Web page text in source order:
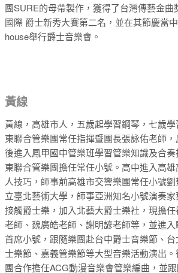
團SURE的母帶製作，獲得了台灣傳藝金曲
國際 爵士新秀大賽第二名，並在其節慶當
house舉行爵士音樂會。
黃線
黃線，高雄市人，五歲起學習鋼琴，七歲
東聯合管樂團常任指揮暨團長張詠佑老師
後進入鳳甲國中管樂班學習管樂知識及合
東聯合管樂團擔任常任小號。高中進入高
人技巧，師事前高雄市交響樂團常任小號
立臺北藝術大學，師事亞洲知名小號演奏
接觸爵士樂，加入北藝大爵士樂社，現擔
老師、魏廣皓老師、謝明諺老師等，並進
首席小號，跟隨樂團赴台中爵士音樂節、
士樂節、嘉義管樂節等大型音樂活動演出
團合作擔任ACG動漫音樂會管樂編曲，並